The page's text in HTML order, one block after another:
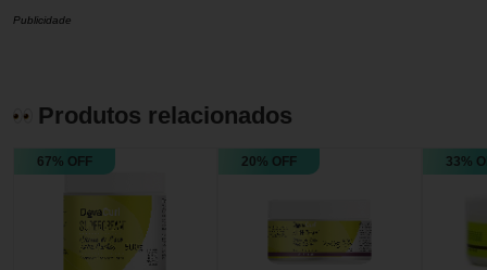
Publicidade
Produtos relacionados
67% OFF 20% OFF 33%